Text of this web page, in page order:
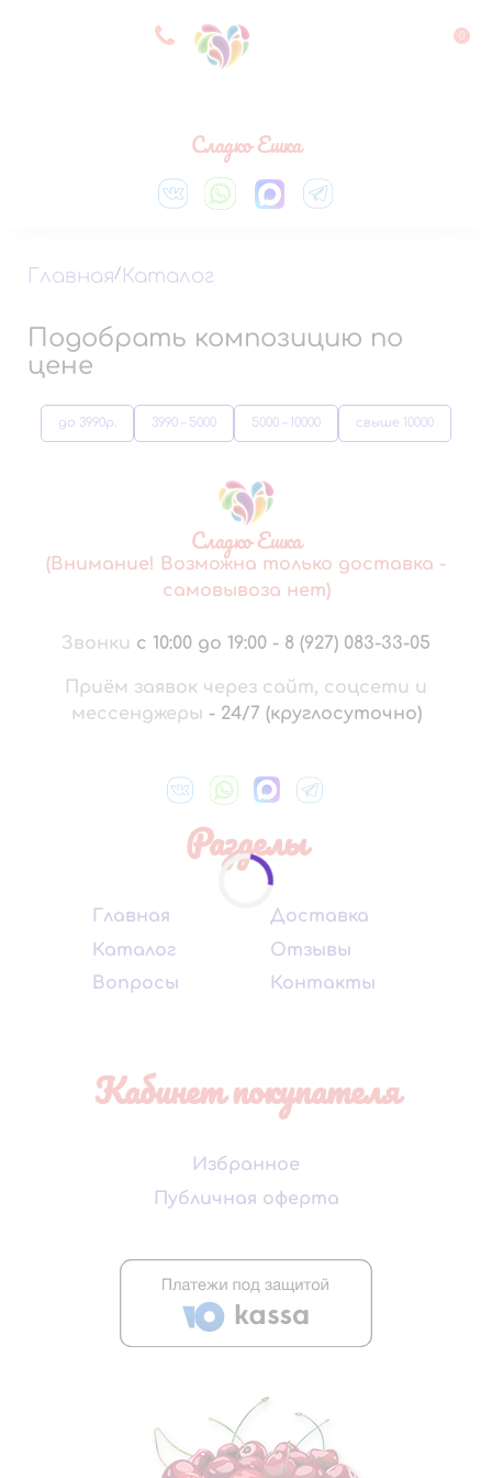
8 927 083 33 05 0
Сладко Ешка
Главная/ Каталог
Подобрать композицию по
цене
до 3990р. 3990 – 5000 5000 – 10000 свыше 10000
Сладко Ешка
(Внимание! Возможна только доставка -
самовывоза нет)
Звонки с 10:00 до 19:00 - 8 (927) 083-33-05
Приём заявок через сайт, соцсети и
мессенджеры - 24/7 (круглосуточно)
Разделы
Главная
Каталог
Вопросы
Доставка
Отзывы
Контакты
Кабинет покупателя
Избранное
Публичная оферта